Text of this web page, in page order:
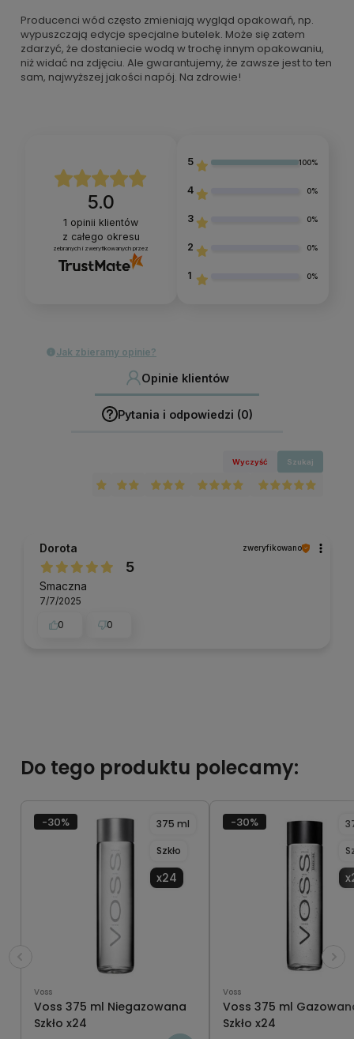
Producenci wód często zmieniają wygląd opakowań, np.
wypuszczają edycje specjalne butelek. Może się zatem
zdarzyć, że dostaniecie wodą w trochę innym opakowaniu,
niż widać na zdjęciu. Ale gwarantujemy, że zawsze jest to ten
sam, najwyższej jakości napój. Na zdrowie!
5.0
1 opinii klientów
z całego okresu
zebranych i zweryfikowanych przez
5 100%
4 0%
3 0%
2 0%
1 0%
Jak zbieramy opinie?
Opinie klientów
Pytania i odpowiedzi (0)
Wyczyść Szukaj
Dorota zweryfikowano
5
Smaczna
7/7/2025
0
0
Do tego produktu polecamy:
Voss
Voss 375 ml Niegazowana
Szkło x24
375 ml
Szkło
x24
-30%
Voss
Voss 375 ml
Szkło x24
-30%